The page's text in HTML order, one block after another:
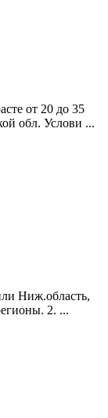
от 20 до 35
обл. Услови ...
Ниж.область,
2. ...